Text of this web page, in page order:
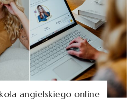
angielskiego online